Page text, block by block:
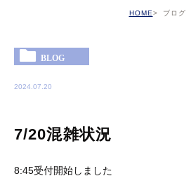
HOME ブログ
BLOG
2024.07.20
7/20混雑状況
8:45受付開始しました